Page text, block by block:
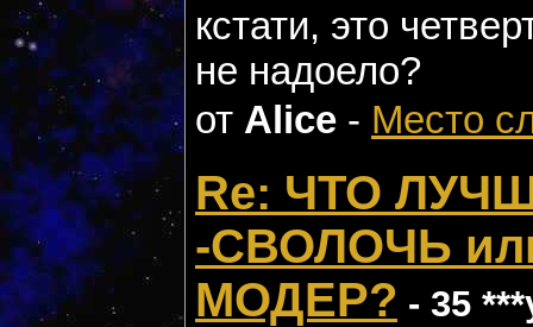
кстати, это
не надоело?
от Alice - Место
Re: ЧТО
-СВОЛОЧЬ
МОДЕР? - 35